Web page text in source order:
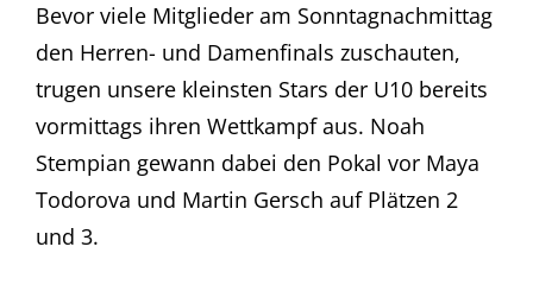
Bevor viele Mitglieder am Sonntagnachmittag
den Herren- und Damenfinals zuschauten,
trugen unsere kleinsten Stars der U10 bereits
vormittags ihren Wettkampf aus. Noah
Stempian gewann dabei den Pokal vor Maya
Todorova und Martin Gersch auf Plätzen 2
und 3.